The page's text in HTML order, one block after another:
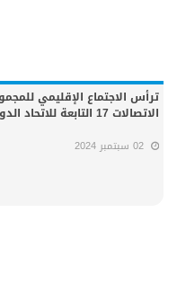
ترأس الاجتماع الإقليمي
الاتصالات 17 التابعة للاتحاد الدولي للاتصالات
02 سبتمبر 2024